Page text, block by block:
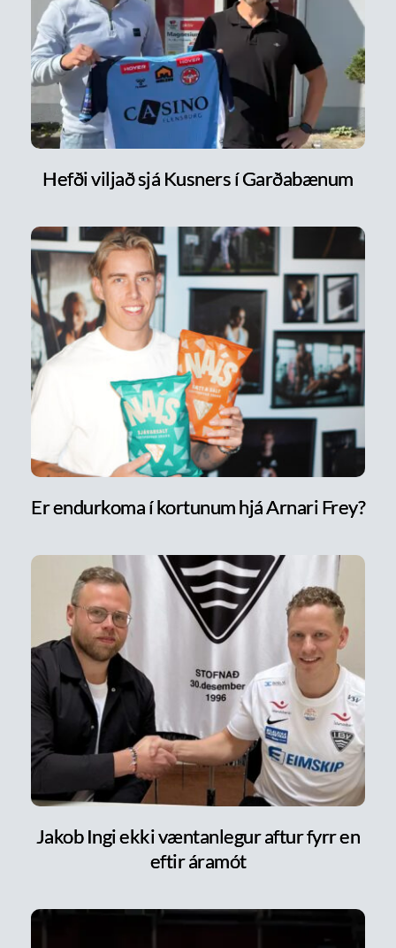
Hefði viljað sjá Kusners í Garðabænum
Er endurkoma í kortunum hjá Arnari Frey?
Jakob Ingi ekki væntanlegur aftur fyrr en
eftir áramót